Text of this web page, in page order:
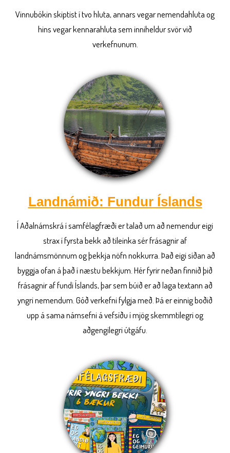
Vinnubókin skiptist í tvo hluta, annars vegar nemendahluta og
hins vegar kennarahluta sem inniheldur svör við
verkefnunum.
Landnámið: Fundur Íslands
Í Aðalnámskrá í samfélagfræði er talað um að nemendur eigi
strax í fyrsta bekk að tileinka sér frásagnir af
landnámsmönnum og þekkja nöfn nokkurra. Það eigi síðan að
byggja ofan á það í næstu bekkjum. Hér fyrir neðan finnið þið
frásagnir af fundi Íslands, þar sem búið er að laga textann að
yngri nemendum. Góð verkefni fylgja með. Þá er einnig boðið
upp á sama námsefni á vefsíðu í mjög skemmtilegri og
aðgengilegri útgáfu.